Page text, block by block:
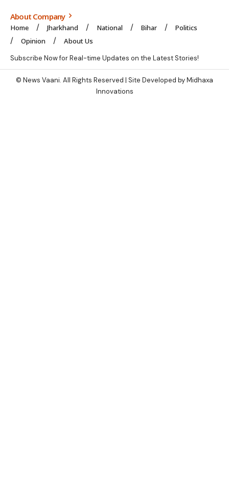
About Company
Home Jharkhand National Bihar
Politics
Opinion
About Us
Subscribe Now for Real-time Updates on the Latest Stories!
© News Vaani. All Rights Reserved | Site Developed by Midhaxa
Innovations